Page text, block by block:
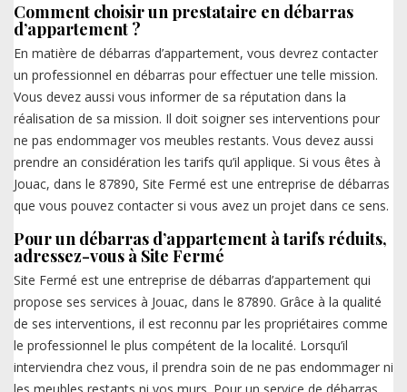
Comment choisir un prestataire en débarras
d’appartement ?
En matière de débarras d’appartement, vous devrez contacter
un professionnel en débarras pour effectuer une telle mission.
Vous devez aussi vous informer de sa réputation dans la
réalisation de sa mission. Il doit soigner ses interventions pour
ne pas endommager vos meubles restants. Vous devez aussi
prendre an considération les tarifs qu’il applique. Si vous êtes à
Jouac, dans le 87890, Site Fermé est une entreprise de débarras
que vous pouvez contacter si vous avez un projet dans ce sens.
Pour un débarras d’appartement à tarifs réduits,
adressez-vous à Site Fermé
Site Fermé est une entreprise de débarras d’appartement qui
propose ses services à Jouac, dans le 87890. Grâce à la qualité
de ses interventions, il est reconnu par les propriétaires comme
le professionnel le plus compétent de la localité. Lorsqu’il
interviendra chez vous, il prendra soin de ne pas endommager ni